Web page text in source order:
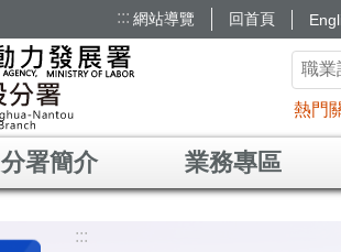
::: 網站導覽 回首頁
熱門
分署簡介 業務專區
:::